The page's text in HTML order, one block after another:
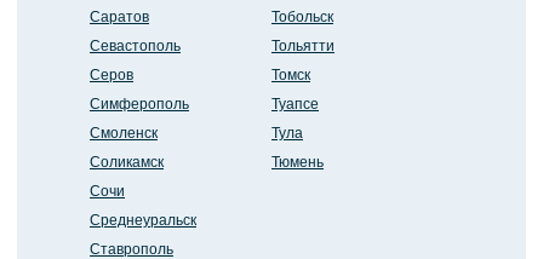
Саратов
Севастополь
Серов
Симферополь
Смоленск
Соликамск
Сочи
Среднеуральск
Ставрополь
Тобольск
Тольятти
Томск
Туапсе
Тула
Тюмень